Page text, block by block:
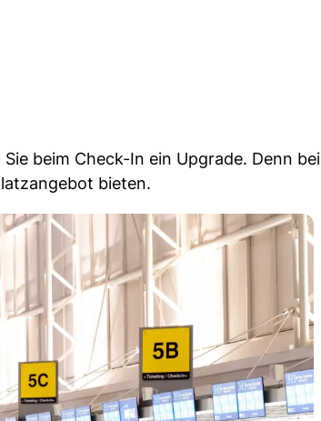
beim Check-In ein Upgrade. Denn bei
bieten.